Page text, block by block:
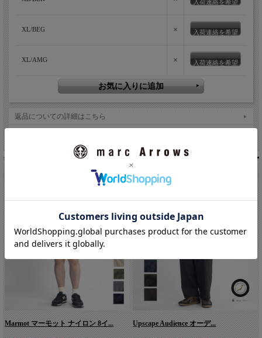
入荷連絡を希望
XL/BEG × 入荷連絡を希望
XL/AMG × 入荷連絡を希望
返品についての詳細はこちら
こちらもオススメです。
Marmot マーモット ナイロン 8イ... Upscape Audience オーデ...